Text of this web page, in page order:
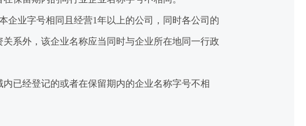
业字号相同且经营1年以上的公司，同时各公司的
系外，该企业名称应当同时与企业所在地同一行政
已经登记的或者在保留期内的企业名称字号不相